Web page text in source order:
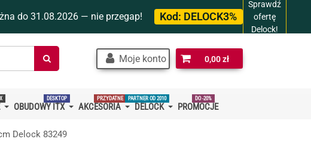
do 31.08.2026 — nie przegap! Kod: DELOCK3%
Sprawdź
ofertę
Delock!
Szukaj
w
Moje konto 0,00 zł
OBUDOWY ITX
DESKTOP
AKCESORIA
PRZYDATNE
DELOCK
PARTNER OD 2010
PROMOCJE
DO -20%
Delock 83249